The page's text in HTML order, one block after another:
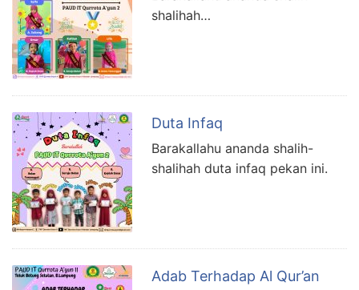
shalihah…
Duta Infaq
Barakallahu ananda shalih-
shalihah duta infaq pekan ini.
Adab Terhadap Al Qur’an